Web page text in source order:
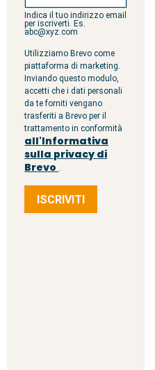
Indica il tuo indirizzo email
per iscriverti. Es.
abc@xyz.com
Utilizziamo Brevo come
piattaforma di marketing.
Inviando questo modulo,
accetti che i dati personali
da te forniti vengano
trasferiti a Brevo per il
trattamento in conformità
all'Informativa
sulla privacy di
Brevo .
ISCRIVITI